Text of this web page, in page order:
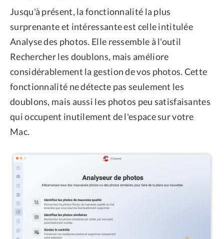
Jusqu'à présent, la fonctionnalité la plus
surprenante et intéressante est celle intitulée
Analyse des photos. Elle ressemble à l'outil
Rechercher les doublons, mais améliore
considérablement la gestion de vos photos. Cette
fonctionnalité ne détecte pas seulement les
doublons, mais aussi les photos peu satisfaisantes
qui occupent inutilement de l'espace sur votre
Mac.